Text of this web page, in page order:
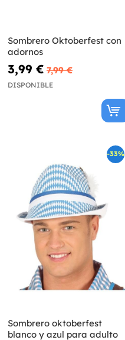
Sombrero Oktoberfest con
adornos
3,99 € 7,99 €
DISPONIBLE
-33%
Sombrero oktoberfest
blanco y azul para adulto